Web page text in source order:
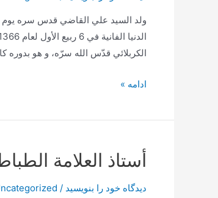
الكربلائي قدّس الله سرّه، و هو بدوره
السيد
ادامه »
أستاذ العلامة
دیدگاه‌ خود را بنویسید /